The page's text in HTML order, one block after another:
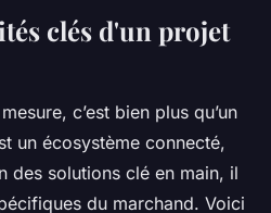
clés d'un projet
c’est bien plus qu’un
un écosystème connecté,
des solutions clé en main, il
du marchand. Voici